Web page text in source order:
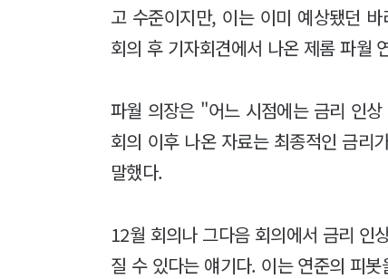
고 수준이지만, 이는 이미 예상됐던
회의 후 기자회견에서 나온 제롬 파월
파월 의장은 "어느 시점에는 금리 인
회의 이후 나온 자료는 최종적인 금리
말했다.
12월 회의나 그다음 회의에서 금리 인
질 수 있다는 얘기다. 이는 연준의 피